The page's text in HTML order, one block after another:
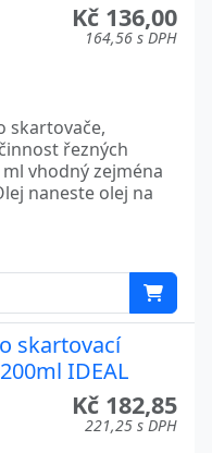
Kč 136,00
164,56 s DPH
skartovače,
řezných
vhodný zejména
naneste olej na
skartovací
IDEAL
Kč 182,85
221,25 s DPH